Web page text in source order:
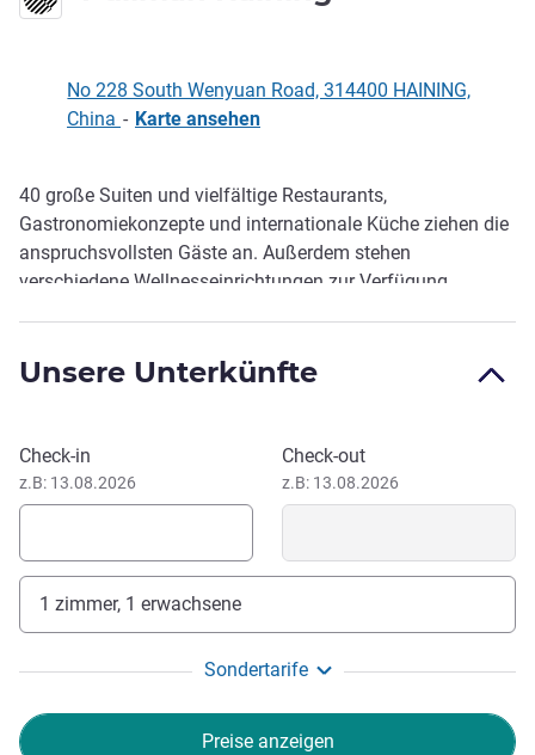
No 228 South Wenyuan Road, 314400 HAINING,
China - Karte ansehen
Beschreibung
40 große Suiten und vielfältige Restaurants,
Gastronomiekonzepte und internationale Küche ziehen die
anspruchsvollsten Gäste an. Außerdem stehen
verschiedene Wellnesseinrichtungen zur Verfügung,
Dank der zentralen Lage in der Provinz Zhejiang können
Stunde nach Shanghai oder Hangzhou reisen.
Unsere Unterkünfte
Dieses Hotel buchen
Check-in
z.B: 13.08.2026
Check-out
z.B: 13.08.2026
1 zimmer, 1 erwachsene
Sondertarife
Preise anzeigen